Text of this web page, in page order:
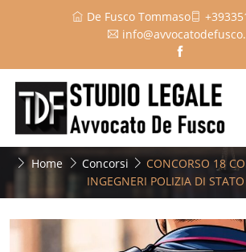
De Fusco Tommaso
Home Concorsi
CONCORSO 18
INGEGNERI POLIZIA DI